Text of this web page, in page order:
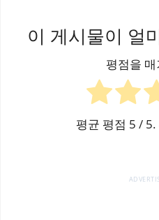
이 게시물이 얼
평점을
평균 평점 5 / 5.